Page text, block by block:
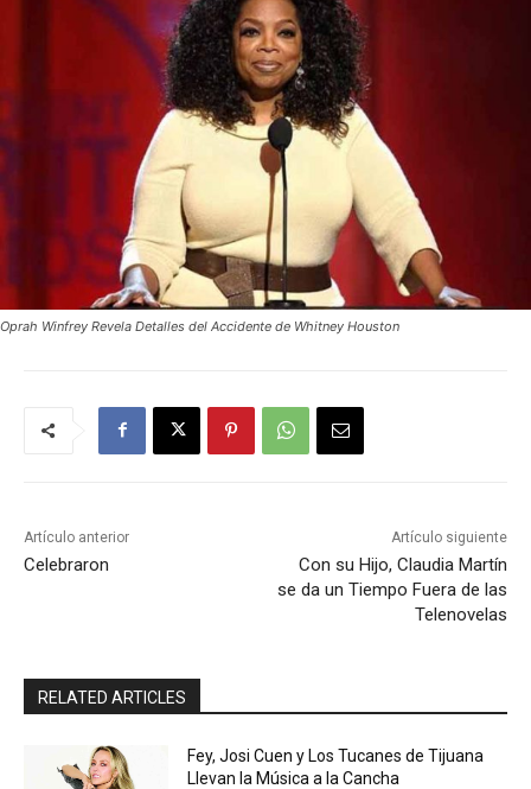
Oprah Winfrey Revela Detalles del Accidente de Whitney Houston
Artículo anterior
Celebraron
Artículo siguiente
Con su Hijo, Claudia Martín
se da un Tiempo Fuera de las
Telenovelas
RELATED ARTICLES
Fey, Josi Cuen y Los Tucanes de Tijuana
Llevan la Música a la Cancha